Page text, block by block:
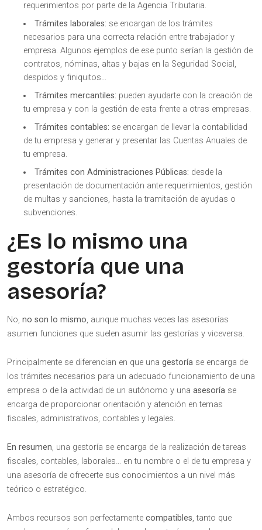
requerimientos por parte de la Agencia Tributaria.
Trámites laborales: se encargan de los trámites
necesarios para una correcta relación entre trabajador y
empresa. Algunos ejemplos de ese punto serían la gestión de
contratos, nóminas, altas y bajas en la Seguridad Social,
despidos y finiquitos…
Trámites mercantiles: pueden ayudarte con la creación de
tu empresa y con la gestión de esta frente a otras empresas.
Trámites contables: se encargan de llevar la contabilidad
de tu empresa y generar y presentar las Cuentas Anuales de
tu empresa.
Trámites con Administraciones Públicas: desde la
presentación de documentación ante requerimientos, gestión
de multas y sanciones, hasta la tramitación de ayudas o
subvenciones.
¿Es lo mismo una
gestoría que una
asesoría?
No, no son lo mismo, aunque muchas veces las asesorías
asumen funciones que suelen asumir las gestorías y viceversa.
Principalmente se diferencian en que una gestoría se encarga de
los trámites necesarios para un adecuado funcionamiento de una
empresa o de la actividad de un autónomo y una asesoría se
encarga de proporcionar orientación y atención en temas
fiscales, administrativos, contables y legales.
En resumen, una gestoría se encarga de la realización de tareas
fiscales, contables, laborales… en tu nombre o el de tu empresa y
una asesoría de ofrecerte sus conocimientos a un nivel más
teórico o estratégico.
Ambos recursos son perfectamente compatibles, tanto que